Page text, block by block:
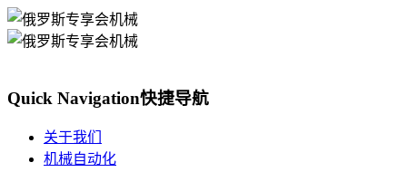
Quick Navigation快捷导航
关于我们
机械自动化